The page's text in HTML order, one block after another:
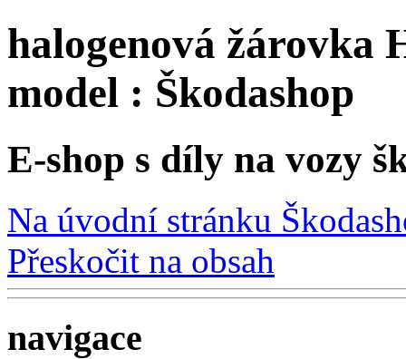
halogenová žárovka
model : Škodashop
E-shop s díly na vozy
Na úvodní stránku
Přeskočit na obsah
navigace